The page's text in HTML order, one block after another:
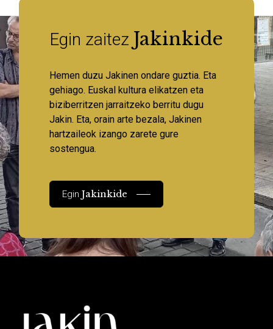
Egin zaitez Jakinkide
Hemen duzu Jakinen ondare guztia. Eta
gehiago. Euskal kultura elikatzen eta
biziberritzen jarraitzeko berritu dugu
Jakin. Eta, orain arte bezala, Jakinen
hartzaileok izango zarete gure
sostengua.
EginJakinkide